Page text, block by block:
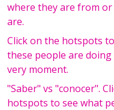
where they are from
are.
Click on the hotspots
these people are
very moment.
"Saber" vs "conocer".
hotspots to see what